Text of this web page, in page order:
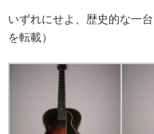
いずれにせよ、歴史的な一
を転載）